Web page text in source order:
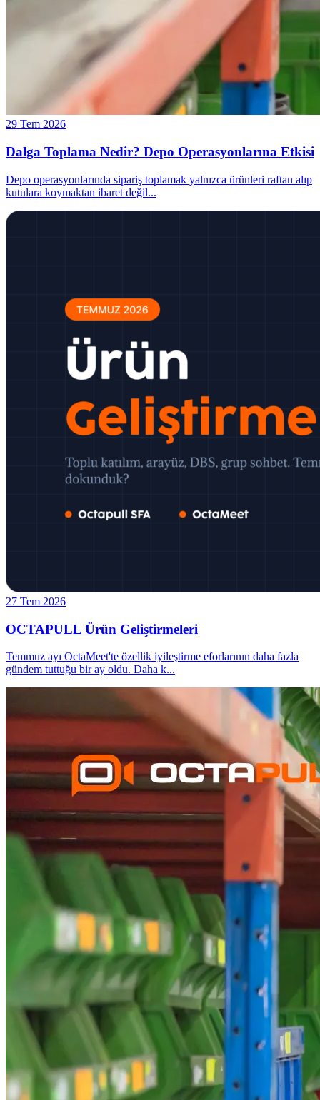
29 Tem 2026
Dalga Toplama Nedir? Depo Operasyonlarına Etkisi
Depo operasyonlarında sipariş toplamak yalnızca ürünleri raftan alıp
kutulara koymaktan ibaret değil...
27 Tem 2026
OCTAPULL Ürün Geliştirmeleri
Temmuz ayı OctaMeet'te özellik iyileştirme eforlarının daha fazla
gündem tuttuğu bir ay oldu. Daha k...